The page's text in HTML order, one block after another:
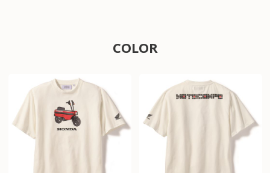
COLOR